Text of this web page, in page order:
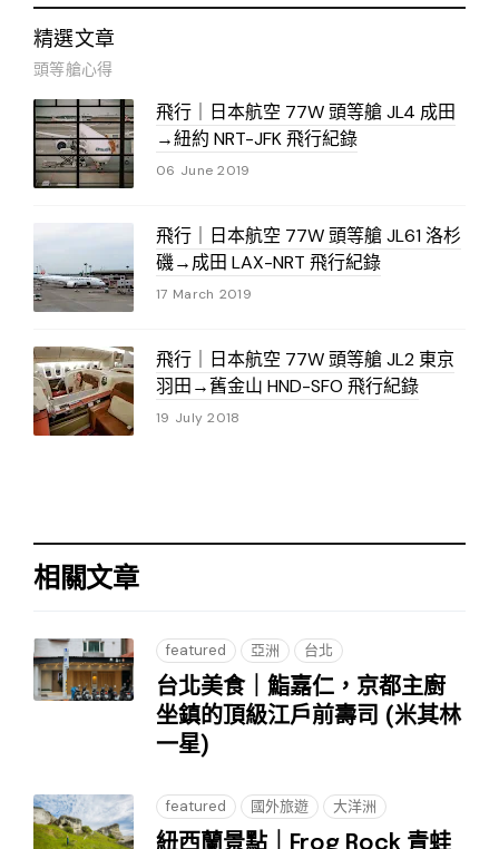
精選文章
頭等艙心得
飛行｜日本航空 77W 頭等艙 JL4 成田
→紐約 NRT-JFK 飛行紀錄
06 June 2019
飛行｜日本航空 77W 頭等艙 JL61 洛杉
磯→成田 LAX-NRT 飛行紀錄
17 March 2019
飛行｜日本航空 77W 頭等艙 JL2 東京
羽田→舊金山 HND-SFO 飛行紀錄
19 July 2018
相關文章
featured 亞洲 台北
台北美食｜鮨嘉仁，京都主廚
坐鎮的頂級江戶前壽司 (米其林
一星)
featured 國外旅遊 大洋洲
紐西蘭景點｜Frog Rock 青蛙